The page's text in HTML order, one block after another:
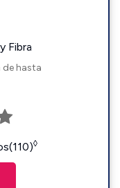
Fibra
de hasta
◊